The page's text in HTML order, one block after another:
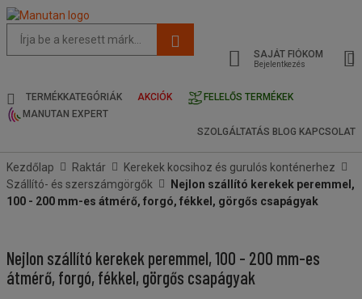
oldal
és
keresési
SAJÁT FIÓKOM
Bejelentkezés
TERMÉKKATEGÓRIÁK AKCIÓK
FELELŐS TERMÉKEK
MANUTAN EXPERT
SZOLGÁLTATÁS BLOG KAPCSOLAT
Kezdőlap Raktár
Kerekek kocsihoz és gurulós konténerhez
Szállító- és szerszámgörgők
Nejlon szállító kerekek peremmel,
100 - 200 mm-es átmérő, forgó, fékkel, görgős csapágyak
Nejlon szállító kerekek peremmel, 100 - 200 mm-es
átmérő, forgó, fékkel, görgős csapágyak